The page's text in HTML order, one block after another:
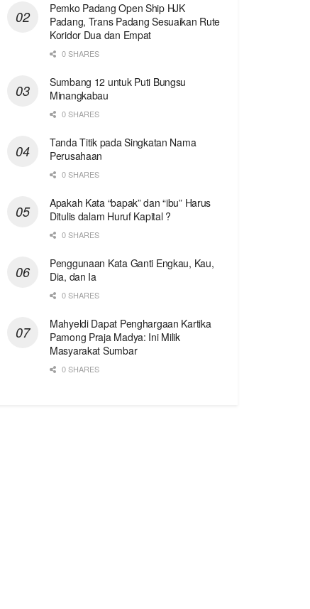
Pemko Padang Open Ship HJK
Padang, Trans Padang Sesuaikan Rute
Koridor Dua dan Empat
0 SHARES
Sumbang 12 untuk Puti Bungsu
Minangkabau
0 SHARES
Tanda Titik pada Singkatan Nama
Perusahaan
0 SHARES
Apakah Kata “bapak” dan “ibu” Harus
Ditulis dalam Huruf Kapital ?
0 SHARES
Penggunaan Kata Ganti Engkau, Kau,
Dia, dan Ia
0 SHARES
Mahyeldi Dapat Penghargaan Kartika
Pamong Praja Madya: Ini Milik
Masyarakat Sumbar
0 SHARES